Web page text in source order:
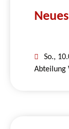
So.,
Abteilung